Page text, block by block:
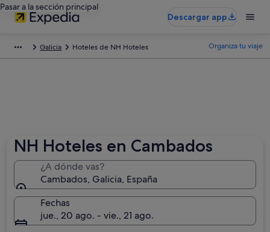
Pasar a la sección principal
Descargar app
Galicia Hoteles de NH Hoteles Organiza tu viaje
NH Hoteles en Cambados
¿A dónde vas?
Cambados, Galicia, España
Fechas
jue., 20 ago. - vie., 21 ago.